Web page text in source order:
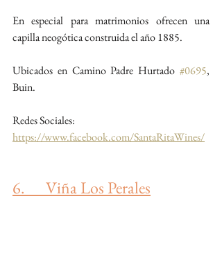
En especial para matrimonios ofrecen una
capilla neogótica construida el año 1885.
Ubicados en Camino Padre Hurtado #0695,
Buin.
Redes Sociales:
https://www.facebook.com/SantaRitaWines/
6.      Viña Los Perales